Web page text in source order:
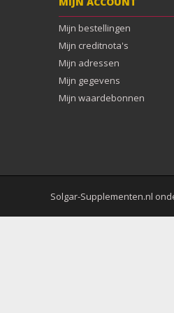
Mijn bestellingen
Mijn creditnota's
Mijn adressen
Mijn gegevens
Mijn waardebonnen
Solgar-Supplementen.nl